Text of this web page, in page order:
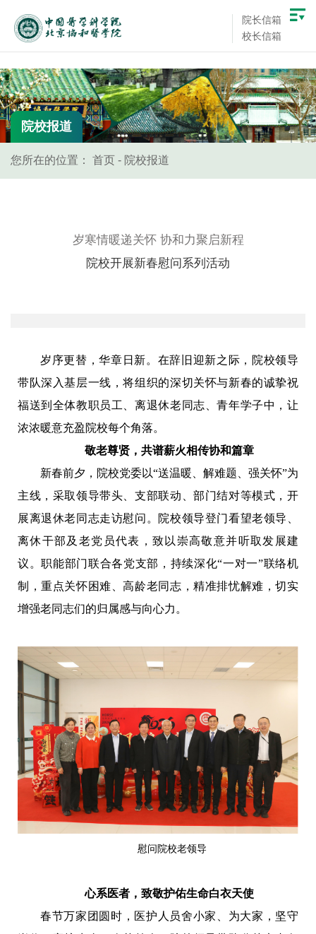
院长信箱
校长信箱
院校报道
您所在的位置： 首页 - 院校报道
岁寒情暖递关怀 协和力聚启新程
院校开展新春慰问系列活动
岁序更替，华章日新。在辞旧迎新之际，院校领导
带队深入基层一线，将组织的深切关怀与新春的诚挚祝
福送到全体教职员工、离退休老同志、青年学子中，让
浓浓暖意充盈院校每个角落。
敬老尊贤，共谱薪火相传协和篇章
新春前夕，院校党委以“送温暖、解难题、强关怀”为
主线，采取领导带头、支部联动、部门结对等模式，开
展离退休老同志走访慰问。院校领导登门看望老领导、
离休干部及老党员代表，致以崇高敬意并听取发展建
议。职能部门联合各党支部，持续深化“一对一”联络机
制，重点关怀困难、高龄老同志，精准排忧解难，切实
增强老同志们的归属感与向心力。
慰问院校老领导
心系医者，致敬护佑生命白衣天使
春节万家团圆时，医护人员舍小家、为大家，坚守